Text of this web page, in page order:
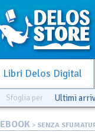
Libri Delos Digital
Sfoglia per Ultimi
EBOOK > SENZA